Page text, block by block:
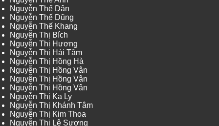
Nguyễn Thế Dân
Nguyễn Thế Dũng
Nguyễn Thế Khang
Nguyễn Thị Bích
Nguyễn Thị Hương
Nguyễn Thị Hải Tâm
Nguyễn Thị Hồng Hà
Nguyễn Thị Hồng Vân
Nguyễn Thị Hồng Vân
Nguyễn Thị Hồng Vân
Nguyễn Thị Ka Ly
Nguyễn Thị Khánh Tâm
Nguyễn Thị Kim Thoa
Nguyễn Thị Lệ Sương